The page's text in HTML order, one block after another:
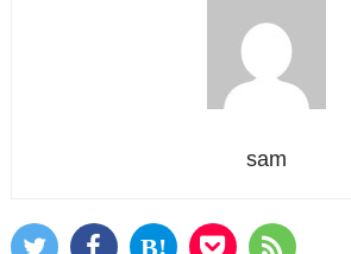
sam